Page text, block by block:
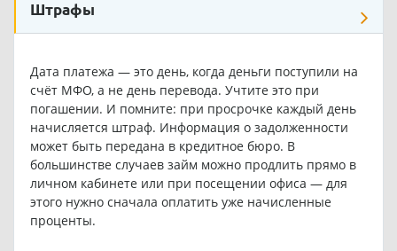
Штрафы
Дата платежа — это день, когда деньги поступили на
счёт МФО, а не день перевода. Учтите это при
погашении. И помните: при просрочке каждый день
начисляется штраф. Информация о задолженности
может быть передана в кредитное бюро. В
большинстве случаев займ можно продлить прямо в
личном кабинете или при посещении офиса — для
этого нужно сначала оплатить уже начисленные
проценты.